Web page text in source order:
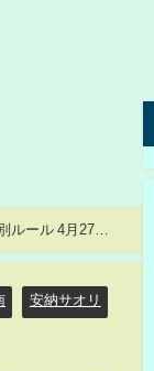
ルール 4月27日
安納サオリ